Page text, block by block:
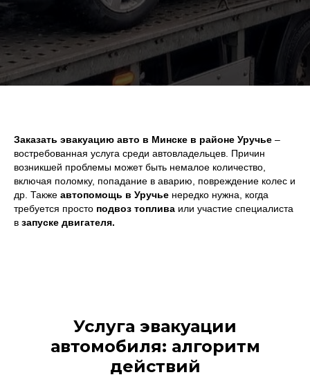
Заказать эвакуацию авто в Минске в районе Уручье –
востребованная услуга среди автовладельцев. Причин
возникшей проблемы может быть немалое количество,
включая поломку, попадание в аварию, повреждение колес и
др. Также автопомощь в Уручье нередко нужна, когда
требуется просто подвоз топлива или участие специалиста
в запуске двигателя.
Услуга эвакуации
автомобиля: алгоритм
действий